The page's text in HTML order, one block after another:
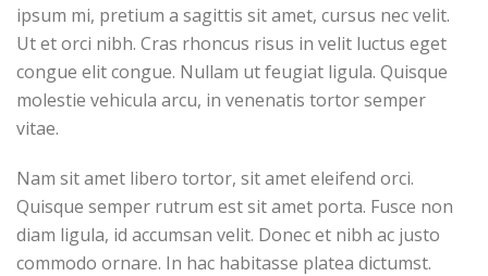
ipsum mi, pretium a sagittis sit amet, cursus nec velit.
Ut et orci nibh. Cras rhoncus risus in velit luctus eget
congue elit congue. Nullam ut feugiat ligula. Quisque
molestie vehicula arcu, in venenatis tortor semper
vitae.
Nam sit amet libero tortor, sit amet eleifend orci.
Quisque semper rutrum est sit amet porta. Fusce non
diam ligula, id accumsan velit. Donec et nibh ac justo
commodo ornare. In hac habitasse platea dictumst.